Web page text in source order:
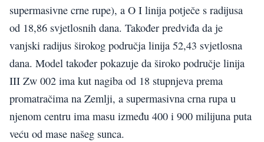
supermasivne crne rupe), a O I linija potječe s radijusa
od 18,86 svjetlosnih dana. Također predviđa da je
vanjski radijus širokog područja linija 52,43 svjetlosna
dana. Model također pokazuje da široko područje linija
III Zw 002 ima kut nagiba od 18 stupnjeva prema
promatračima na Zemlji, a supermasivna crna rupa u
njenom centru ima masu između 400 i 900 milijuna puta
veću od mase našeg sunca.